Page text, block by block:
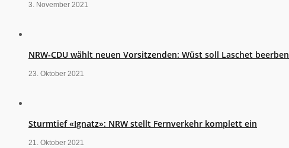
3. November 2021
NRW-CDU wählt neuen Vorsitzenden: Wüst soll Laschet beerben
23. Oktober 2021
Sturmtief «Ignatz»: NRW stellt Fernverkehr komplett ein
21. Oktober 2021